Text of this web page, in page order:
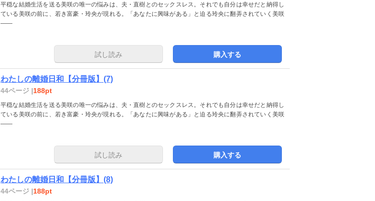
平穏な結婚生活を送る美咲の唯一の悩みは、夫・直樹とのセックスレス。それでも自分は幸せだと納得し
ている美咲の前に、若き富豪・玲央が現れる。「あなたに興味がある」と迫る玲央に翻弄されていく美咲
――
試し読み 購入する
わたしの離婚日和【分冊版】(7)
44ページ |188pt
平穏な結婚生活を送る美咲の唯一の悩みは、夫・直樹とのセックスレス。それでも自分は幸せだと納得し
ている美咲の前に、若き富豪・玲央が現れる。「あなたに興味がある」と迫る玲央に翻弄されていく美咲
――
試し読み 購入する
わたしの離婚日和【分冊版】(8)
44ページ |188pt